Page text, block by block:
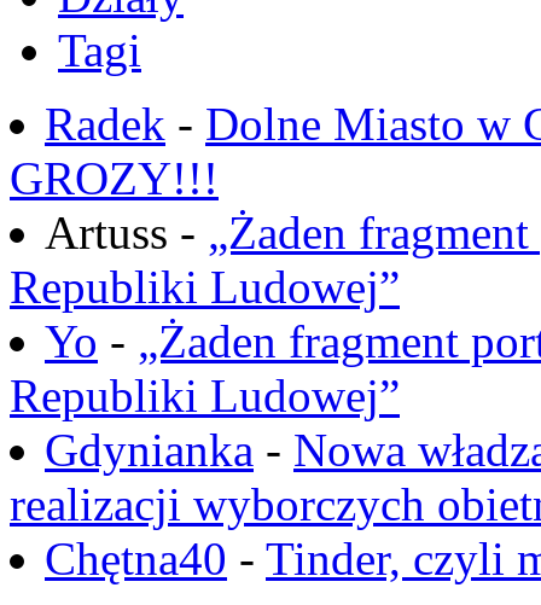
Tagi
Radek - Dolne Miasto w
GROZY!!!
Artuss - „Żaden
Republiki Ludowej”
Yo - „Żaden fragment
Republiki Ludowej”
Gdynianka - Nowa
realizacji wyborczych
Chętna40 - Tinder, czyli